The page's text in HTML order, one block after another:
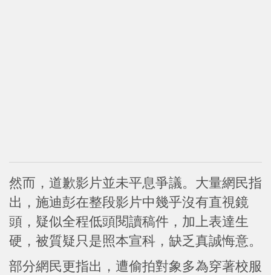
然而，道歉影片並未平息爭議。大量網民指
出，施迪彭在整段影片中幾乎沒有直視鏡
頭，疑似全程低頭閱讀稿件，加上表達生
硬，被質疑只是照本宣科，缺乏真誠悔意。
部分網民更指出，遭偷拍對象多為穿著校服